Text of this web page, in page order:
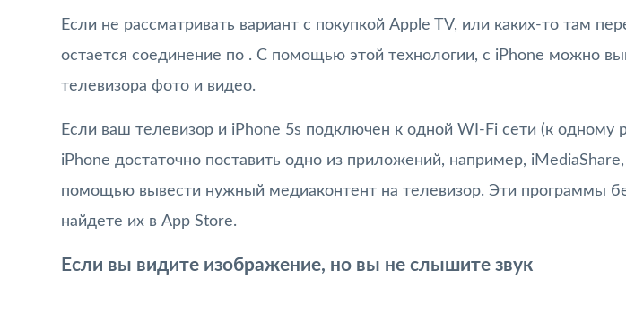
Если не рассматривать вариант с покупкой Apple TV, или каких-то там
остается соединение по . С помощью этой технологии, с iPhone можно
телевизора фото и видео.
Если ваш телевизор и iPhone 5s подключен к одной WI-Fi сети (к одному
iPhone достаточно поставить одно из приложений, например,
помощью вывести нужный медиаконтент на телевизор. Эти программы
найдете их в App Store.
Если вы видите изображение, но вы не слышите звук